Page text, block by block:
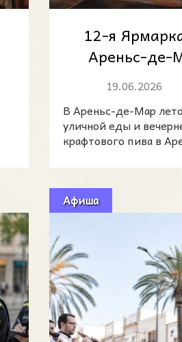
12-я
Ареньс-де-
моря,
19.06.2026
В Ареньс-де-Мар
уличной еды и
крафтового пива в
Афиша